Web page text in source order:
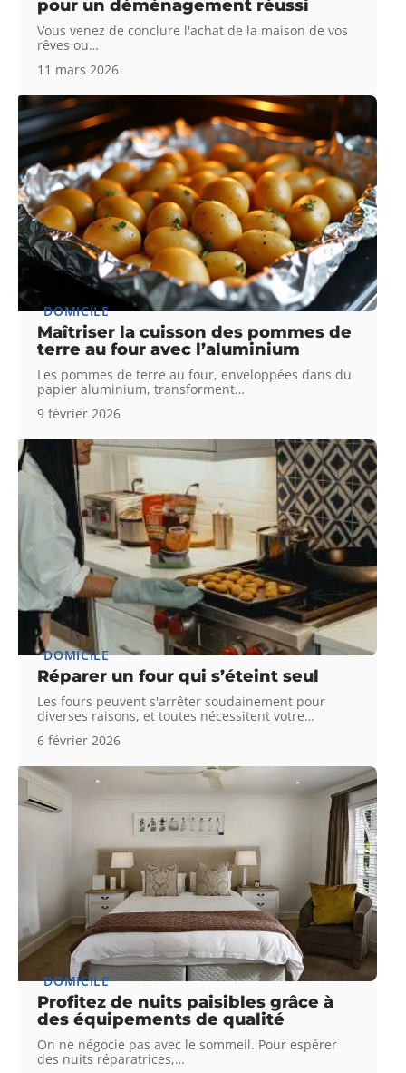
pour un déménagement réussi
Vous venez de conclure l'achat de la maison de vos
rêves ou…
11 mars 2026
DOMICILE
Maîtriser la cuisson des pommes de
terre au four avec l’aluminium
Les pommes de terre au four, enveloppées dans du
papier aluminium, transforment…
9 février 2026
DOMICILE
Réparer un four qui s’éteint seul
Les fours peuvent s'arrêter soudainement pour
diverses raisons, et toutes nécessitent votre…
6 février 2026
DOMICILE
Profitez de nuits paisibles grâce à
des équipements de qualité
On ne négocie pas avec le sommeil. Pour espérer
des nuits réparatrices,…